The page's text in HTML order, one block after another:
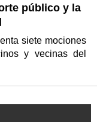
público y la
siete mociones
y vecinas del